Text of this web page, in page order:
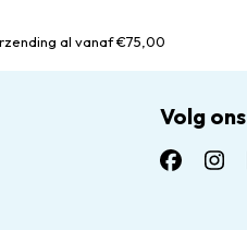
al vanaf €75,00
Volg ons